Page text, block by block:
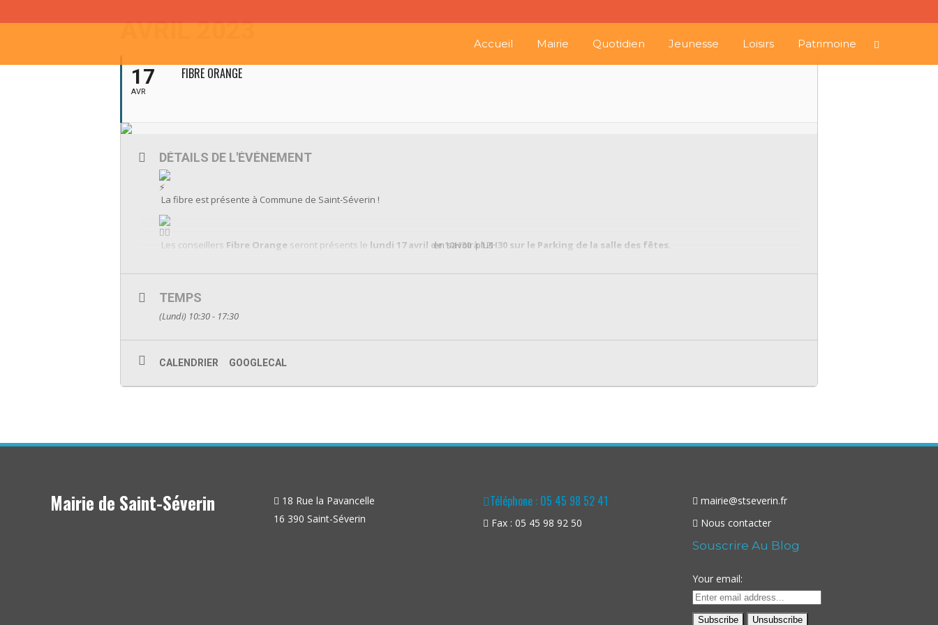
Accueil Mairie Quotidien Jeunesse Loisirs Patrimoine
AVRIL 2023
17
AVR
FIBRE ORANGE
en savoir plus
DÉTAILS DE L'ÉVÉNEMENT
La fibre est présente à Commune de Saint-Séverin !
Les conseillers Fibre Orange seront présents le lundi 17 avril de 10H30 à 17H30 sur le Parking de la salle des fêtes.
TEMPS
(Lundi) 10:30 - 17:30
CALENDRIER GOOGLECAL
Mairie de Saint-Séverin
18 Rue la Pavancelle
16 390 Saint-Séverin
Téléphone : 05 45 98 52 41
Fax : 05 45 98 92 50
mairie@stseverin.fr
Nous contacter
Souscrire Au Blog
Your email: